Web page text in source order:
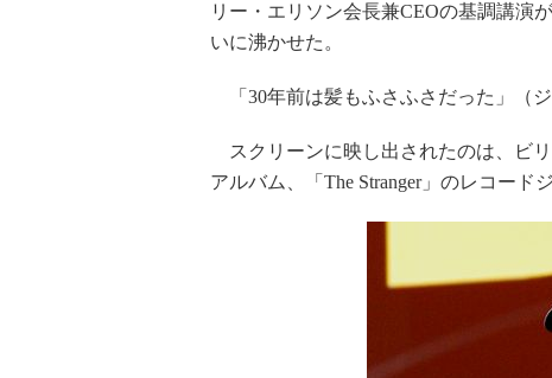
リー・エリソン会長兼CEOの基調講演
いに沸かせた。
「30年前は髪もふさふさだった」（ジ
スクリーンに映し出されたのは、ビ
アルバム、「The Stranger」のレコード